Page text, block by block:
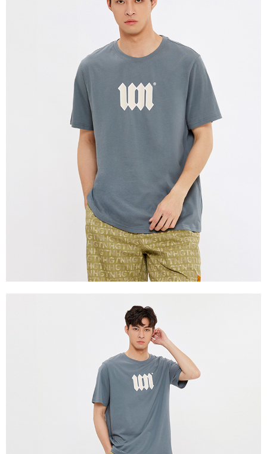
每筆NT$130，滿NT$1,000(含以上)免運費